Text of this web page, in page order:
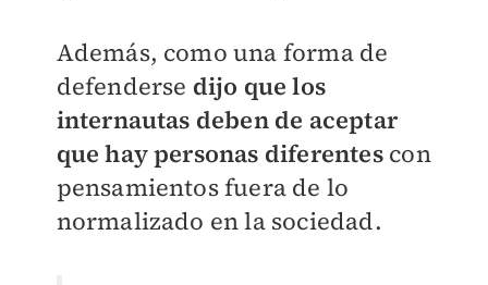
Además, como una forma de
defenderse dijo que los
internautas deben de aceptar
que hay personas diferentescon
pensamientos fuera de lo
normalizado en la sociedad.